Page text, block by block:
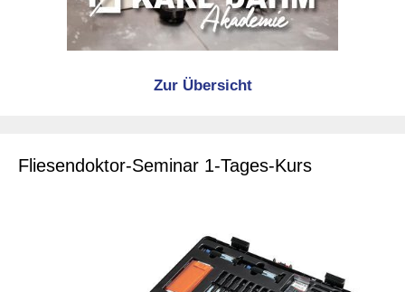
Zur Übersicht
Fliesendoktor-Seminar 1-Tages-Kurs